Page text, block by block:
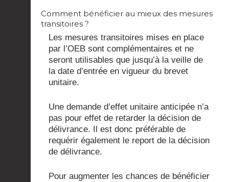
Comment bénéficier au mieux des mesures
transitoires ?
Les mesures transitoires mises en place
par l’OEB sont complémentaires et ne
seront utilisables que jusqu’à la veille de
la date d’entrée en vigueur du brevet
unitaire.
Une demande d’effet unitaire anticipée n’a
pas pour effet de retarder la décision de
délivrance. Il est donc préférable de
requérir également le report de la décision
de délivrance.
Pour augmenter les chances de bénéficier